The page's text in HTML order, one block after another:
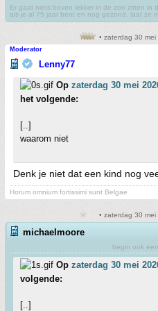
Er gaat niets boven lekker in de zon zitten in
als je al 75 jaar bent en nog gezond, laat ze
• zaterdag 30
Moderator
Lenny77
Op zaterdag 30 mei
het volgende:
[..]
waarom niet
Denk je niet dat een kind nog
Horum omnium fortissimi sunt Belgae
• zaterdag 30
michaelmoore
begin ook
Op zaterdag 30 mei
volgende:
[..]